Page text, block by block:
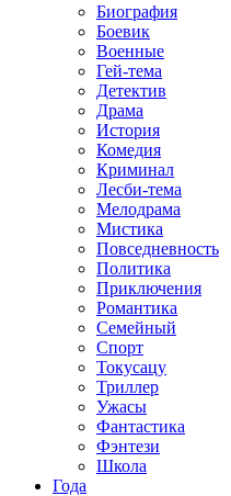
Биография
Боевик
Военные
Гей-тема
Детектив
Драма
История
Комедия
Криминал
Лесби-тема
Мелодрама
Мистика
Повседневность
Политика
Приключения
Романтика
Семейный
Спорт
Токусацу
Триллер
Ужасы
Фантастика
Фэнтези
Школа
Года